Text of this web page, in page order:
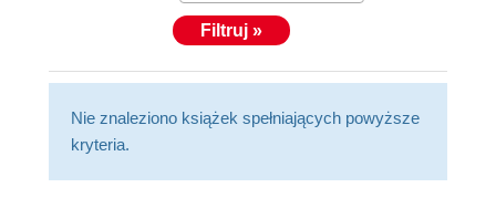
Filtruj »
Nie znaleziono książek spełniających powyższe
kryteria.